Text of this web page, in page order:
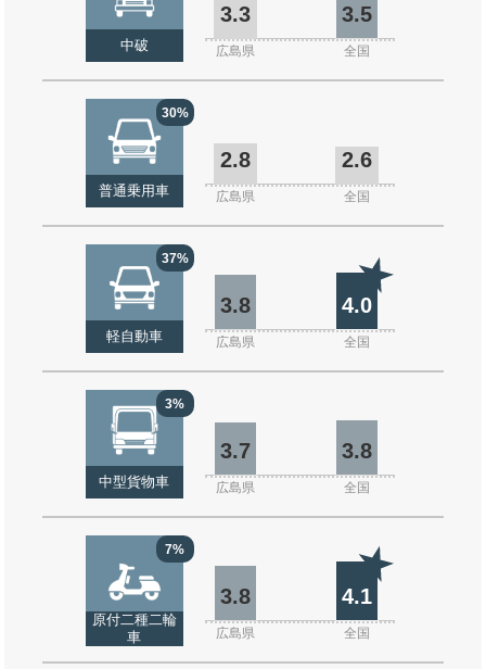
中破
3.3 3.5
広島県 全国
30%
普通乗用車
2.8 2.6
広島県 全国
37%
軽自動車
3.8 4.0
広島県 全国
3%
中型貨物車
3.7 3.8
広島県 全国
7%
原付二種二輪
車
3.8 4.1
広島県 全国